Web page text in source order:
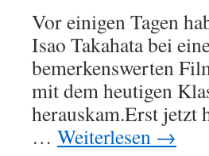
Vor einigen Tagen
Isao Takahata bei
bemerkenswerten
mit dem heutigen
herauskam.Erst jetzt
… Weiterlesen →